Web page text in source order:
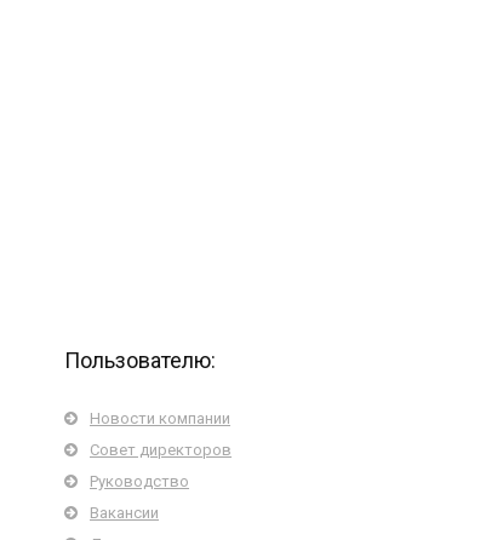
Пользователю:
Новости компании
Совет директоров
Руководство
Вакансии